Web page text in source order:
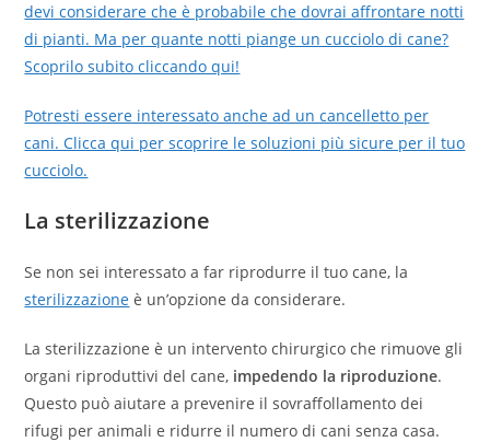
devi considerare che è probabile che dovrai affrontare notti
di pianti. Ma per quante notti piange un cucciolo di cane?
Scoprilo subito cliccando qui!
Potresti essere interessato anche ad un cancelletto per
cani. Clicca qui per scoprire le soluzioni più sicure per il tuo
cucciolo.
La sterilizzazione
Se non sei interessato a far riprodurre il tuo cane, la
sterilizzazione è un’opzione da considerare.
La sterilizzazione è un intervento chirurgico che rimuove gli
organi riproduttivi del cane, impedendo la riproduzione.
Questo può aiutare a prevenire il sovraffollamento dei
rifugi per animali e ridurre il numero di cani senza casa.